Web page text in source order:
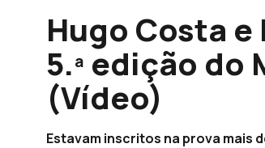
Hugo Costa
5.ª edição do
(Vídeo)
Estavam inscritos na prova mais